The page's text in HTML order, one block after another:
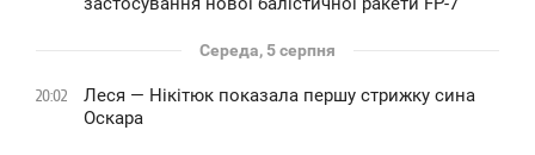
Середа, 5 серпня
20:02
Леся — Нікітюк показала першу стрижку сина
Оскара